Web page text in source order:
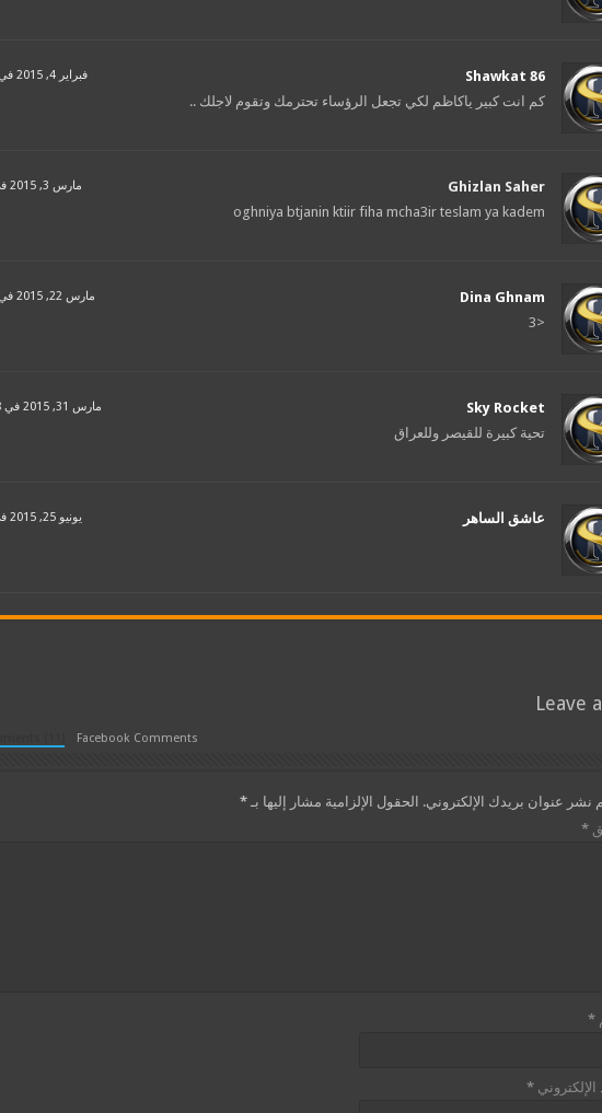
Shawkat 86 فبراير 4, 2015 في 12:29 م
كم انت كبير ياكاظم لكي تجعل الرؤساء تحترمك وتقوم لاجلك ..
Ghizlan Saher مارس 3, 2015 في 1:55 م
oghniya btjanin ktiir fiha mcha3ir teslam ya kadem
Dina Ghnam مارس 22, 2015 في 4:25 ص
<3
Sky Rocket مارس 31, 2015 في 11:38 ص
تحية كبيرة للقيصر وللعراق
يونيو 25, 2015 في 1:38 م
Leave
Facebook Comments
نشر عنوان بريدك الإلكتروني. الحقول الإلزامية مشار إليها بـ*
*
*
الإلكتروني*